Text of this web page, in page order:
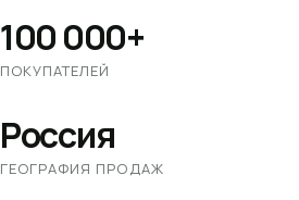
100 000+
ПОКУПАТЕЛЕЙ
Россия
ГЕОГРАФИЯ ПРОДАЖ